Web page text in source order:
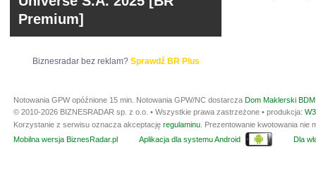
Premium]
Biznesradar bez reklam? Sprawdź BR Plus
Notowania GPW opóźnione 15 min. Notowania GPW/NC dostarcza Dom Maklerski
© 2010-2026 BIZNESRADAR sp. z o.o. • Wszystkie prawa zastrzeżone • produkcja:
Korzystanie z serwisu oznacza akceptację regulaminu . Prezentowanie kwotowania
Mobilna wersja BiznesRadar.pl
Aplikacja dla systemu Android Dla